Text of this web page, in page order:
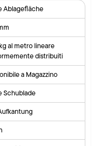
Ablagefläche
al metro lineare
distribuiti
a Magazzino
Schublade